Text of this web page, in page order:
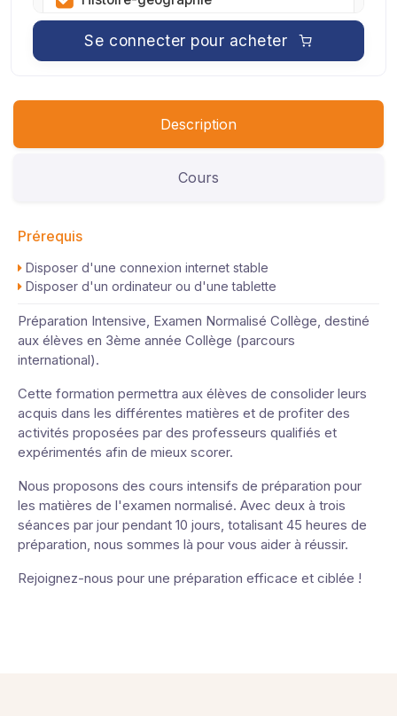
éducation islamique
Mathématiques
Physique Chimie
Se connecter pour acheter
Description
Cours
Prérequis
Disposer d'une connexion internet stable
Disposer d'un ordinateur ou d'une tablette
Préparation Intensive, Examen Normalisé Collège, destiné
aux élèves en 3ème année Collège (parcours
international).
Cette formation permettra aux élèves de consolider leurs
acquis dans les différentes matières et de profiter des
activités proposées par des professeurs qualifiés et
expérimentés afin de mieux scorer.
Nous proposons des cours intensifs de préparation pour
les matières de l'examen normalisé. Avec deux à trois
séances par jour pendant 10 jours, totalisant 45 heures de
préparation, nous sommes là pour vous aider à réussir.
Rejoignez-nous pour une préparation efficace et ciblée !